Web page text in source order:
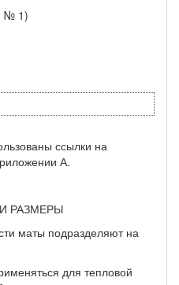
№ 1)
ссылки на
А.
РАЗМЕРЫ
маты подразделяют на
для тепловой